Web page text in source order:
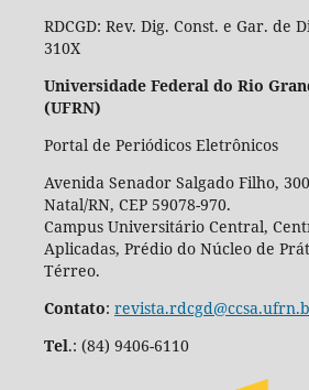
RDCGD: Rev. Dig. Const. e Gar. de
310X
Universidade Federal do Rio
(UFRN)
Portal de Periódicos Eletrônicos
Avenida Senador Salgado Filho,
Natal/RN, CEP 59078-970.
Campus Universitário Central,
Aplicadas, Prédio do Núcleo de
Térreo.
Contato:
Tel.: (84) 9406-6110